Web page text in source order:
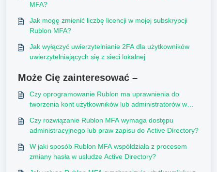
MFA?
Jak mogę zmienić liczbę licencji w mojej subskrypcji
Rublon MFA?
Jak wyłączyć uwierzytelnianie 2FA dla użytkowników
uwierzytelniających się z sieci lokalnej
Może Cię zainteresować –
Czy oprogramowanie Rublon ma uprawnienia do
tworzenia kont użytkowników lub administratorów w
Czy rozwiązanie Rublon MFA wymaga dostępu
administracyjnego lub praw zapisu do Active Directory?
W jaki sposób Rublon MFA współdziała z procesem
zmiany hasła w usłudze Active Directory?